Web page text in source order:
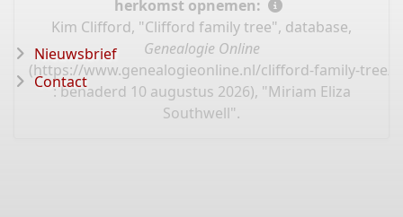
herkomst opnemen:
Kim Clifford, "Clifford family tree", database,
Genealogie Online
(https://www.genealogieonline.nl/clifford-family-tree/
: benaderd 10 augustus 2026), "Miriam Eliza
Southwell".
Nieuwsbrief
Contact